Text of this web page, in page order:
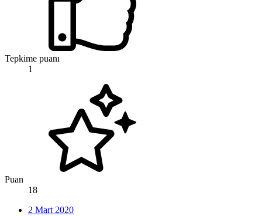
Tepkime puanı
1
Puan
18
2 Mart 2020